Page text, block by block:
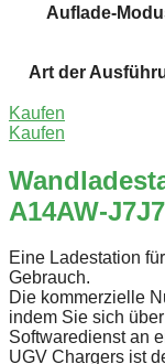
Auflade-
Art der
Kaufen
Kaufen
A14AW-
Eine Ladestation
Gebrauch.
Die kommerzielle
indem Sie sich
Softwaredienst an
UGV Chargers ist